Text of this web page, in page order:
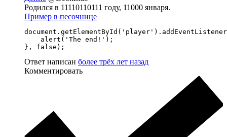
Родился в 11110110111 году, 11000 января.
Пример в песочнице
    alert('The end!');
}, false);
Ответ написан более трёх лет назад
Комментировать